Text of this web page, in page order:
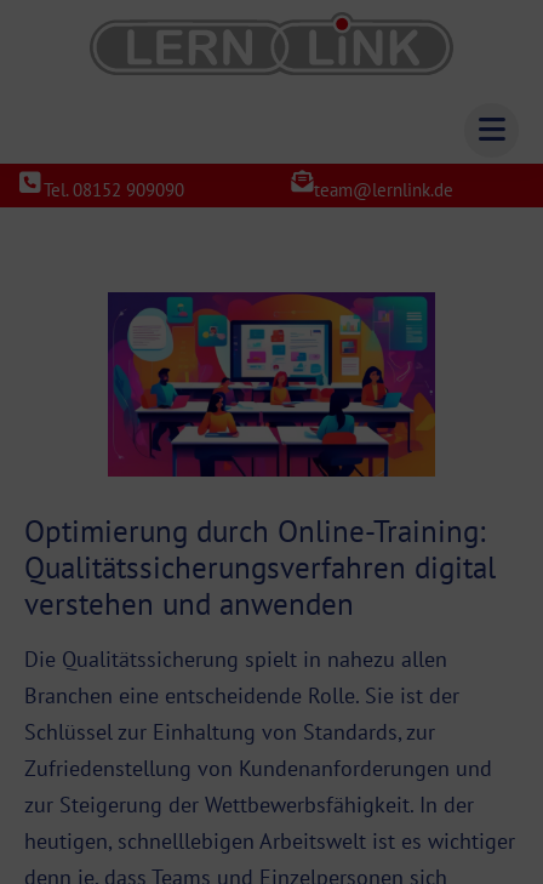
Tel. 08152 909090 team@lernlink.de
Optimierung durch Online-Training:
Qualitätssicherungsverfahren digital
verstehen und anwenden
Die Qualitätssicherung spielt in nahezu allen
Branchen eine entscheidende Rolle. Sie ist der
Schlüssel zur Einhaltung von Standards, zur
Zufriedenstellung von Kundenanforderungen und
zur Steigerung der Wettbewerbsfähigkeit. In der
heutigen, schnelllebigen Arbeitswelt ist es wichtiger
denn je, dass Teams und Einzelpersonen sich